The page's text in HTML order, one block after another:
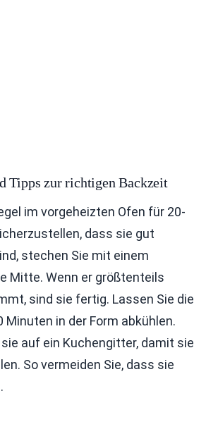
Tipps zur richtigen Backzeit
im vorgeheizten Ofen für 20-
dass sie gut
stechen Sie mit einem
Mitte. Wenn er größtenteils
sind sie fertig. Lassen Sie die
Minuten in der Form abkühlen.
auf ein Kuchengitter, damit sie
So vermeiden Sie, dass sie